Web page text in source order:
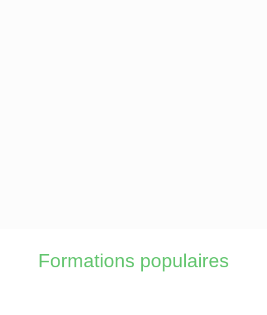
Formations populaires